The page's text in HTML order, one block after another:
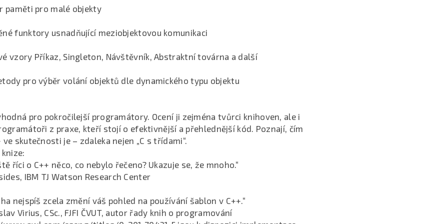
paměti pro malé objekty
funktory usnadňující meziobjektovou komunikaci
vzory Příkaz, Singleton, Návštěvník, Abstraktní továrna a další
pro výběr volání objektů dle dynamického typu objektu
pro pokročilejší programátory. Ocení ji zejména tvůrci knihoven, ale i
z praxe, kteří stojí o efektivnější a přehlednější kód. Poznají, čím
ve skutečnosti je – zdaleka nejen „C s třídami“.
říci o C++ něco, co nebylo řečeno? Ukazuje se, že mnoho.“
IBM TJ Watson Research Center
nejspíš zcela změní váš pohled na používání šablon v C++.“
Virius, CSc., FJFI ČVUT, autor řady knih o programování